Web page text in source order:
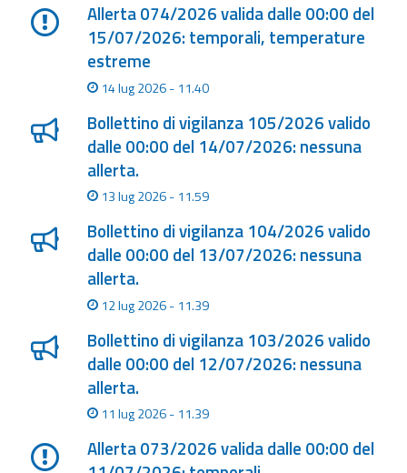
Aggiornamenti
Informazioni
Domande
frequenti
Guida per gli
sviluppatori
Il progetto
Romagna
Contatti
Allerta 074/2026 valida dalle 00:00 del
15/07/2026: temporali, temperature
estreme
14 lug 2026 - 11.40
Bollettino di vigilanza 105/2026 valido
dalle 00:00 del 14/07/2026: nessuna
allerta.
13 lug 2026 - 11.59
Bollettino di vigilanza 104/2026 valido
dalle 00:00 del 13/07/2026: nessuna
allerta.
12 lug 2026 - 11.39
Bollettino di vigilanza 103/2026 valido
dalle 00:00 del 12/07/2026: nessuna
allerta.
11 lug 2026 - 11.39
Allerta 073/2026 valida dalle 00:00 del